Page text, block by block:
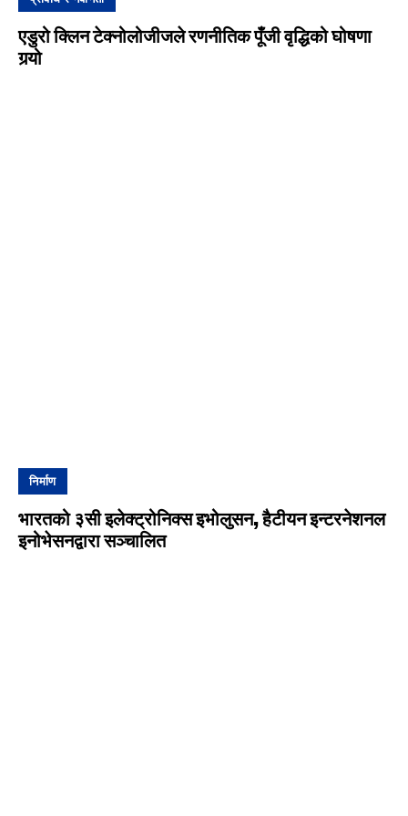
एडुरो क्लिन टेक्नोलोजीजले रणनीतिक पूँजी वृद्धिको घोषणा
गर्‍यो
निर्माण
भारतको ३सी इलेक्ट्रोनिक्स इभोलुसन, हैटीयन इन्टरनेशनल
इनोभेसनद्वारा सञ्चालित